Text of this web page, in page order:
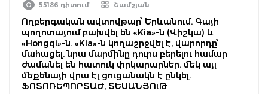
55186 դիտում Շամշյան
Ողբերգական ավտովթար՝ Երևանում. Գայի
պողոտայում բախվել են «Kia»-ն (Վիշկա) և
«Hongqi»-ն. «Kia»-ն կողաշրջվել է, վարորդը՝
մահացել. նրա մարմինը դուրս բերելու համար
ժամանել են հատուկ փրկարարներ. մեկ այլ
մեքենայի վրա էլ ցուցանակն է ընկել.
ՖՈՏՈՌԵՊՈՐՏԱԺ, ՏԵՍԱՆՅՈւԹ